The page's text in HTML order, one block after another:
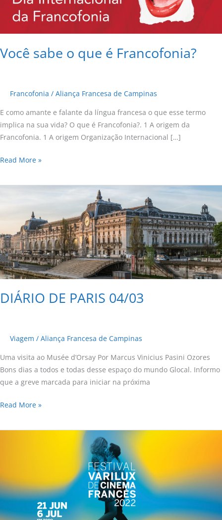
Você sabe o que é Francofonia?
Francofonia / Aliança Francesa de Campinas
E como amante e falante da língua francesa o que esse termo
implica na sua vida? O que é Francofonia?. 1 A origem da
Francofonia. 1 A origem Organização Internacional […]
Read More »
DIÁRIO DE PARIS 04/03
Viagem / Aliança Francesa de Campinas
Uma visita ao Musée d’Orsay Por Marcus Vinicius Pasini Ozores
Bons dias a todos e todas desse espaço do mundo Glocal. Informo
que a greve marcada para iniciar na próxima
Read More »
France?
s
2022